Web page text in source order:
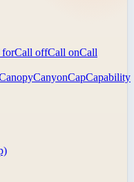
forCall offCall onCall
CanyonCapCapability